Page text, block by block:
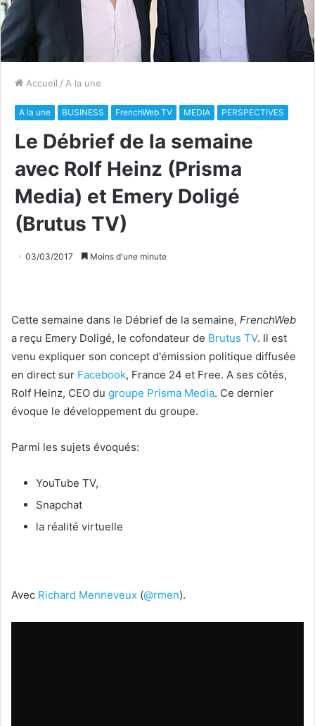
Accueil / A la une
A la une BUSINESS FrenchWeb TV MEDIA PERSPECTIVES
Le Débrief de la semaine
avec Rolf Heinz (Prisma
Media) et Emery Doligé
(Brutus TV)
03/03/2017 Moins d'une minute
Cette semaine dans le Débrief de la semaine, FrenchWeb
a reçu Emery Doligé, le cofondateur de Brutus TV. Il est
venu expliquer son concept d'émission politique diffusée
en direct sur Facebook, France 24 et Free. A ses côtés,
Rolf Heinz, CEO du groupe Prisma Media. Ce dernier
évoque le développement du groupe.
Parmi les sujets évoqués:
YouTube TV,
Snapchat
la réalité virtuelle
Avec Richard Menneveux (@rmen).